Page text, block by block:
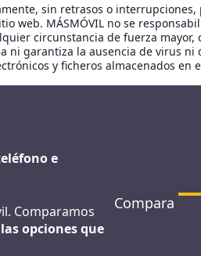
sin retrasos o
web. MÁSMÓVIL no se
circunstancia de fuerza
ni garantiza la ausencia de virus
y ficheros almacenados en
e
Comparamos
opciones que
Compara